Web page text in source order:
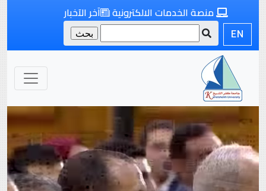
آخر الآخبار منصة الخدمات الالكترونية
EN